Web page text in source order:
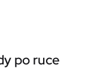
po ruce